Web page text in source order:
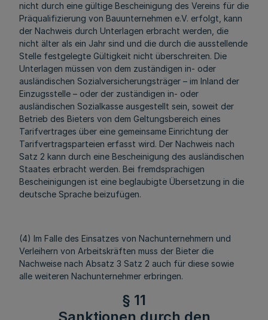
nicht durch eine gültige Bescheinigung des Vereins für die
Präqualifizierung von Bauunternehmen e.V. erfolgt, kann
der Nachweis durch Unterlagen erbracht werden, die
nicht älter als ein Jahr sind und die durch die ausstellende
Stelle festgelegte Gültigkeit nicht überschreiten. Die
Unterlagen müssen von dem zuständigen in- oder
ausländischen Sozialversicherungsträger – im Inland der
Einzugsstelle – oder der zuständigen in- oder
ausländischen Sozialkasse ausgestellt sein, soweit der
Betrieb des Bieters von dem Geltungsbereich eines
Tarifvertrages über eine gemeinsame Einrichtung der
Tarifvertragsparteien erfasst wird. Der Nachweis nach
Satz 2 kann durch eine Bescheinigung des ausländischen
Staates erbracht werden. Bei fremdsprachigen
Bescheinigungen ist eine beglaubigte Übersetzung in die
deutsche Sprache beizufügen.
(4) Im Falle des Einsatzes von Nachunternehmern und
Verleihern von Arbeitskräften muss der Bieter die
Nachweise nach Absatz 3 Satz 2 auch für diese sowie
alle weiteren Nachunternehmer erbringen.
§ 11